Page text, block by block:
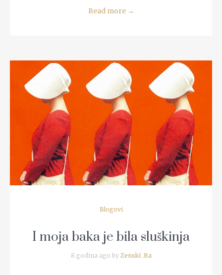
Read more →
READ MORE
Blogovi
I moja baka je bila sluškinja
8 godina ago by Zenski .Ba